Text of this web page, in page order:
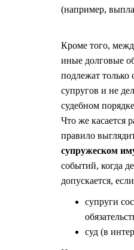
(например,
Кроме того,
иные долговые
подлежат только
супругов и не
судебном
Что же касается
правило
супружеском
событий, когда
допускается,
супруги
суд (в